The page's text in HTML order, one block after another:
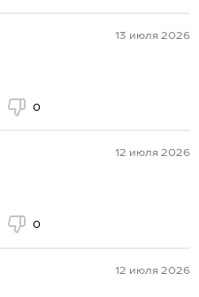
13 июля 2026
0
12 июля 2026
0
12 июля 2026